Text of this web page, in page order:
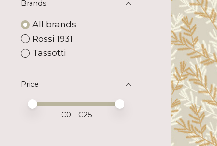
Brands
All brands
Rossi 1931
Tassotti
Price
Price minimum value
Price maximum value
€0 - €25